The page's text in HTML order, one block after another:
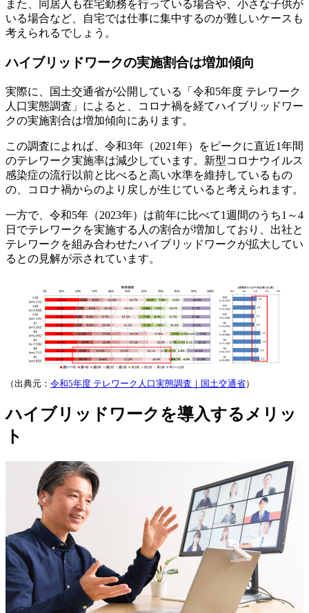
また、同居人も在宅勤務を行っている場合や、小さな子供が
いる場合など、自宅では仕事に集中するのが難しいケースも
考えられるでしょう。
ハイブリッドワークの実施割合は増加傾向
実際に、国土交通省が公開している「令和5年度 テレワーク
人口実態調査」によると、コロナ禍を経てハイブリッドワー
クの実施割合は増加傾向にあります。
この調査によれば、令和3年（2021年）をピークに直近1年間
のテレワーク実施率は減少しています。新型コロナウイルス
感染症の流行以前と比べると高い水準を維持しているもの
の、コロナ禍からのより戻しが生じていると考えられます。
一方で、令和5年（2023年）は前年に比べて1週間のうち1～4
日でテレワークを実施する人の割合が増加しており、出社と
テレワークを組み合わせたハイブリッドワークが拡大してい
るとの見解が示されています。
（出典元： 令和5年度 テレワーク人口実態調査｜国土交通省）
ハイブリッドワークを導入するメリッ
ト